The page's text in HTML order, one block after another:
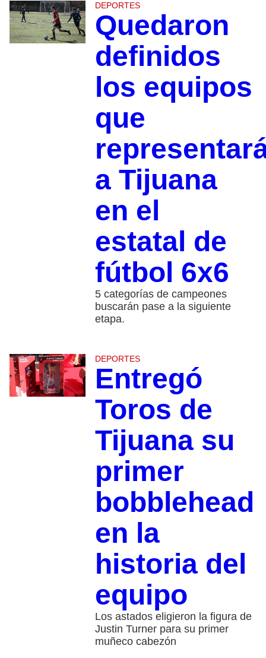
DEPORTES
Quedaron
definidos
los equipos
que
a Tijuana
en el
estatal de
fútbol 6x6
5 categorías de campeones
buscarán pase a la siguiente
etapa.
DEPORTES
Entregó
Toros de
Tijuana su
primer
bobblehead
en la
historia del
equipo
Los astados eligieron la figura de
Justin Turner para su primer
muñeco cabezón